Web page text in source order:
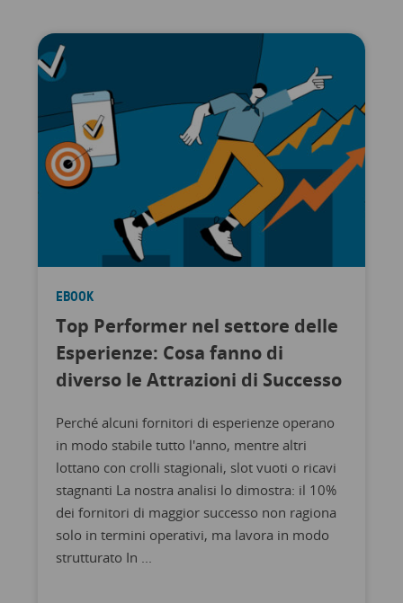
EBOOK
Top Performer nel settore delle
Esperienze: Cosa fanno di
diverso le Attrazioni di Successo
Perché alcuni fornitori di esperienze operano
in modo stabile tutto l'anno, mentre altri
lottano con crolli stagionali, slot vuoti o ricavi
stagnanti La nostra analisi lo dimostra: il 10%
dei fornitori di maggior successo non ragiona
solo in termini operativi, ma lavora in modo
strutturato In ...